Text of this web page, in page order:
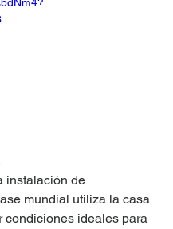
instalación de
mundial utiliza la casa
condiciones ideales para